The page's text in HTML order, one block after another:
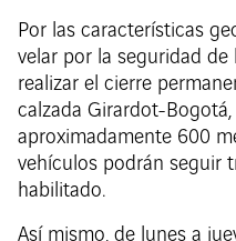
Por las características
velar por la seguridad de
realizar el cierre
calzada Girardot-
aproximadamente 600
vehículos podrán seguir
habilitado.
Así mismo, de lunes a